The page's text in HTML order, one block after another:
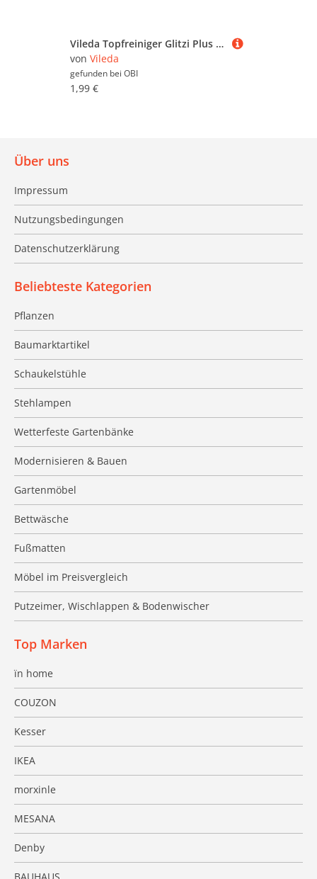
Vileda Topfreiniger Glitzi Plus 3er-Pack mit Antibac
von Vileda
gefunden bei OBI
1,99 €
Über uns
Impressum
Nutzungsbedingungen
Datenschutzerklärung
Beliebteste Kategorien
Pflanzen
Baumarktartikel
Schaukelstühle
Stehlampen
Wetterfeste Gartenbänke
Modernisieren & Bauen
Gartenmöbel
Bettwäsche
Fußmatten
Möbel im Preisvergleich
Putzeimer, Wischlappen & Bodenwischer
Top Marken
ïn home
COUZON
Kesser
IKEA
morxinle
MESANA
Denby